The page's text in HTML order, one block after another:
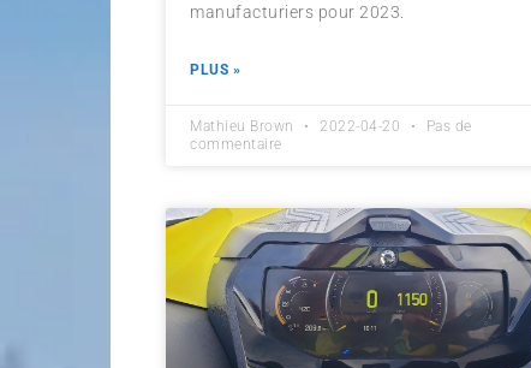
manufacturiers pour 2023.
PLUS »
Mathieu Brown 2022-04-20
Pas de
commentaire